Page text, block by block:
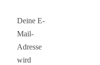
Deine E-
Mail-
Adresse
wird